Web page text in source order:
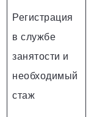
Регистрация
в службе
занятости и
необходимый
стаж